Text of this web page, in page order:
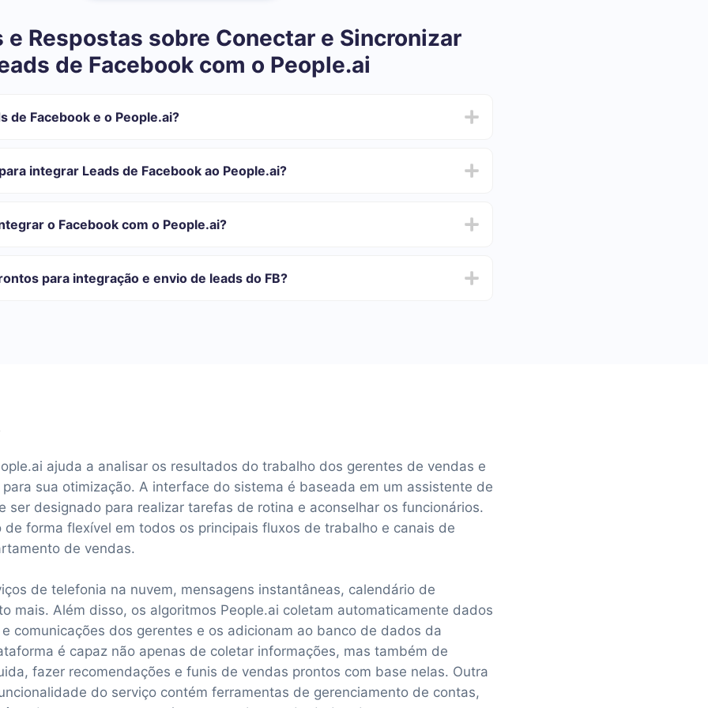
e Respostas sobre Conectar e Sincronizar
de Facebook com o People.ai
de Facebook e o People.ai?
do Facebook para o People.ai
integrar Leads de Facebook ao People.ai?
o Facebook com o People.ai?
para integração e envio de leads do FB?
ajuda a analisar os resultados do trabalho dos gerentes de vendas e
sua otimização. A interface do sistema é baseada em um assistente de
ser designado para realizar tarefas de rotina e aconselhar os funcionários.
de forma flexível em todos os principais fluxos de trabalho e canais de
de vendas.
de telefonia na nuvem, mensagens instantâneas, calendário de
mais. Além disso, os algoritmos People.ai coletam automaticamente dados
comunicações dos gerentes e os adicionam ao banco de dados da
é capaz não apenas de coletar informações, mas também de
fazer recomendações e funis de vendas prontos com base nelas. Outra
do serviço contém ferramentas de gerenciamento de contas,